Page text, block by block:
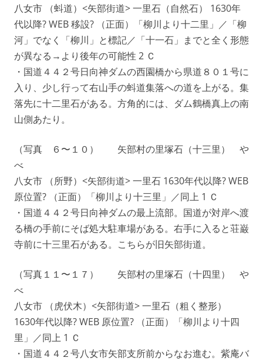
八女市 （蚪道）<矢部街道> 一里石（自然石） 1630年
代以降? WEB 移設? （正面）「柳川より十二里」／「柳
河」でなく「柳川」と標記／「十一石」までと全く形態
が異なる→より後年の可能性 2 Ｃ
・国道４４２号日向神ダムの西園橋から県道８０１号に
入り、少し行って右山手の蚪道集落への道を上がる。集
落先に十二里石がある。方角的には、ダム鶴橋真上の南
山側あたり。
（写真 ６〜１０） 矢部村の里塚石（十三里） や
べ
八女市 （所野）<矢部街道> 一里石 1630年代以降? WEB
原位置? （正面）「柳川より十三里」／同上 1 Ｃ
・国道４４２号日向神ダムの最上流部。国道が対岸へ渡
る橋の手前にそば処大駐車場がある。右手に入ると荘巌
寺前に十三里石がある。こちらが旧矢部街道。
（写真１１〜１７） 矢部村の里塚石（十四里） や
べ
八女市 （虎伏木）<矢部街道> 一里石（粗く整形）
1630年代以降? WEB 原位置? （正面）「柳川より十四
里」／同上 1 Ｃ
・国道４４２号八女市矢部支所前からなお進む。紫庵バ